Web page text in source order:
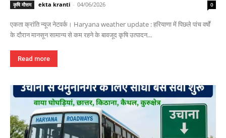
कृषि मौसम ekta kranti - 04/06/2026 0
एकता क्रांति न्यूज नेटवर्क। Haryana weather update : हरियाणा में पिछले पांच वर्षों
के दौरान मानसून सामान्य से कम रहने के बावजूद कृषि उत्पादन...
Read more